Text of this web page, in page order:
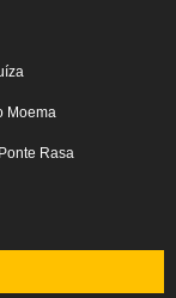
Moema
Rasa